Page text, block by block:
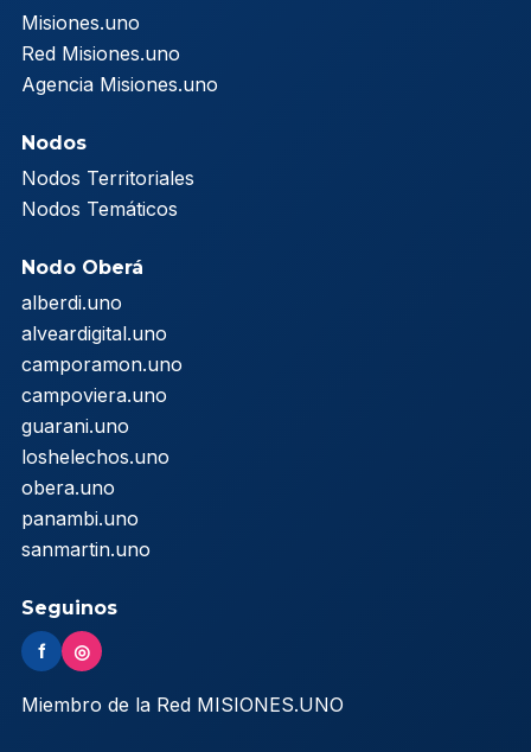
Misiones.uno
Red Misiones.uno
Agencia Misiones.uno
Nodos
Nodos Territoriales
Nodos Temáticos
Nodo Oberá
alberdi.uno
alveardigital.uno
camporamon.uno
campoviera.uno
guarani.uno
loshelechos.uno
obera.uno
panambi.uno
sanmartin.uno
Seguinos
f ◎
Miembro de la Red MISIONES.UNO